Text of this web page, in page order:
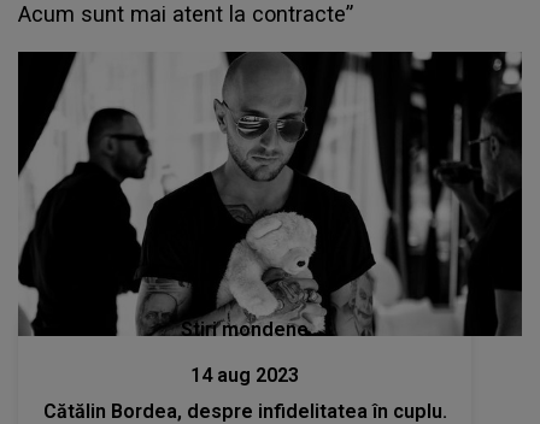
Acum sunt mai atent la contracte”
Stiri mondene
14 aug 2023
Cătălin Bordea, despre infidelitatea în cuplu.